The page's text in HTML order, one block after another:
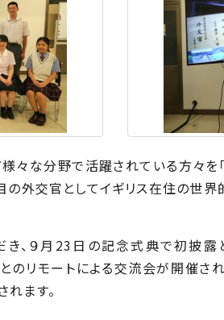
々な分野で活躍されている方々を
の外交官としてイギリス在住の世
、９月 23 日の記念式典で初披露
のリモートによる交流会が開催さ
ます。